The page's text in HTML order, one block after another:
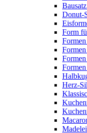
Donut-
Form
Herz-